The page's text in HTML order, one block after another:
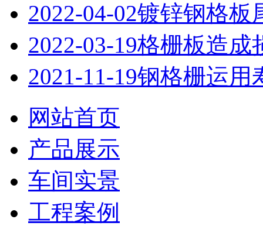
2022-04-02镀锌钢格板
2022-03-19格栅板造成
2021-11-19钢格栅运用
网站首页
产品展示
车间实景
工程案例